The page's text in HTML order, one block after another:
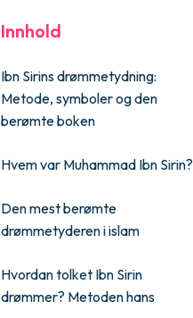
Innhold
Ibn Sirins drømmetydning:
Metode, symboler og den
berømte boken
Hvem var Muhammad Ibn Sirin?
Den mest berømte
drømmetyderen i islam
Hvordan tolket Ibn Sirin
drømmer? Metoden hans